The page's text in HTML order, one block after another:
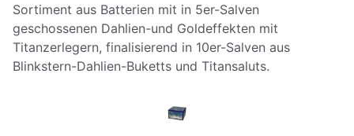
Sortiment aus Batterien mit in 5er-Salven
geschossenen Dahlien-und Goldeffekten mit
Titanzerlegern, finalisierend in 10er-Salven aus